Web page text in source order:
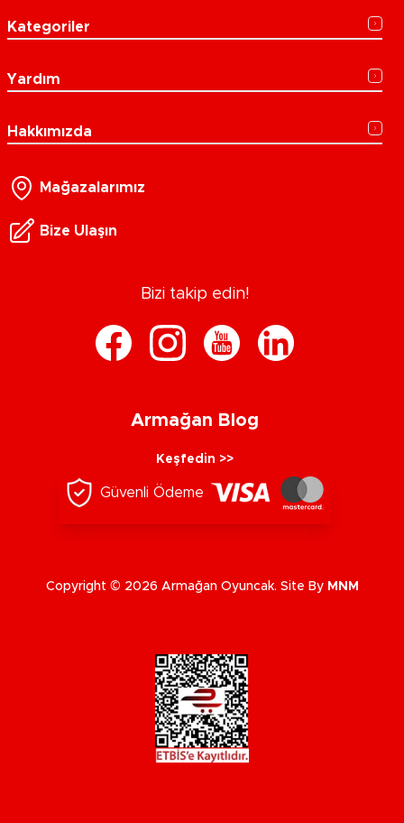
Kategoriler
Yardım
Hakkımızda
Mağazalarımız
Bize Ulaşın
Bizi takip edin!
Armağan Blog
Keşfedin >>
Güvenli Ödeme
Copyright © 2026 Armağan Oyuncak. Site By MNM